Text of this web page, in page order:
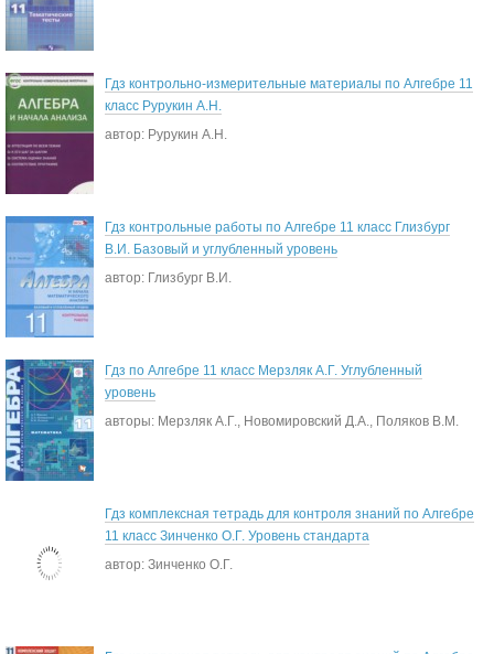
Гдз контрольно-измерительные материалы по Алгебре 11
класс Рурукин А.Н.
автор: Рурукин А.Н.
Гдз контрольные работы по Алгебре 11 класс Глизбург
В.И. Базовый и углубленный уровень
автор: Глизбург В.И.
Гдз по Алгебре 11 класс Мерзляк А.Г. Углубленный
уровень
авторы: Мерзляк А.Г., Новомировский Д.А., Поляков В.М.
Гдз комплексная тетрадь для контроля знаний по Алгебре
11 класс Зинченко О.Г. Уровень стандарта
автор: Зинченко О.Г.